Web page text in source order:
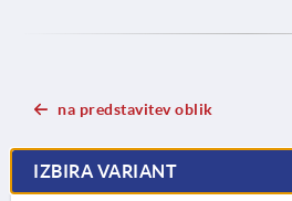
na predstavitev oblik
IZBIRA VARIANT